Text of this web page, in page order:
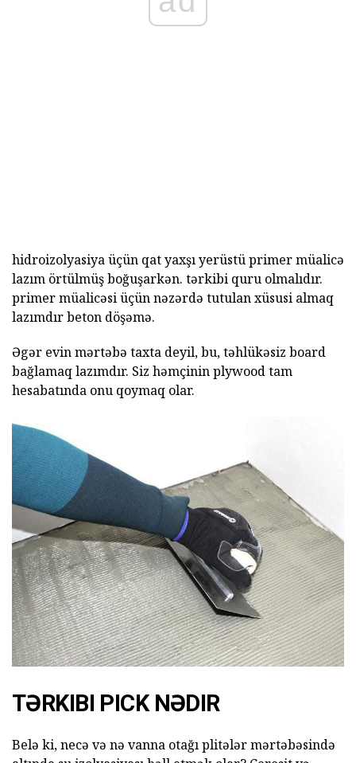
hidroizolyasiya üçün qat yaxşı yerüstü primer müalicə
lazım örtülmüş boğuşarkən. tərkibi quru olmalıdır.
primer müalicəsi üçün nəzərdə tutulan xüsusi almaq
lazımdır beton döşəmə.
Əgər evin mərtəbə taxta deyil, bu, təhlükəsiz board
bağlamaq lazımdır. Siz həmçinin plywood tam
hesabatında onu qoymaq olar.
TƏRKIBI PICK NƏDIR
Belə ki, necə və nə vanna otağı plitələr mərtəbəsində